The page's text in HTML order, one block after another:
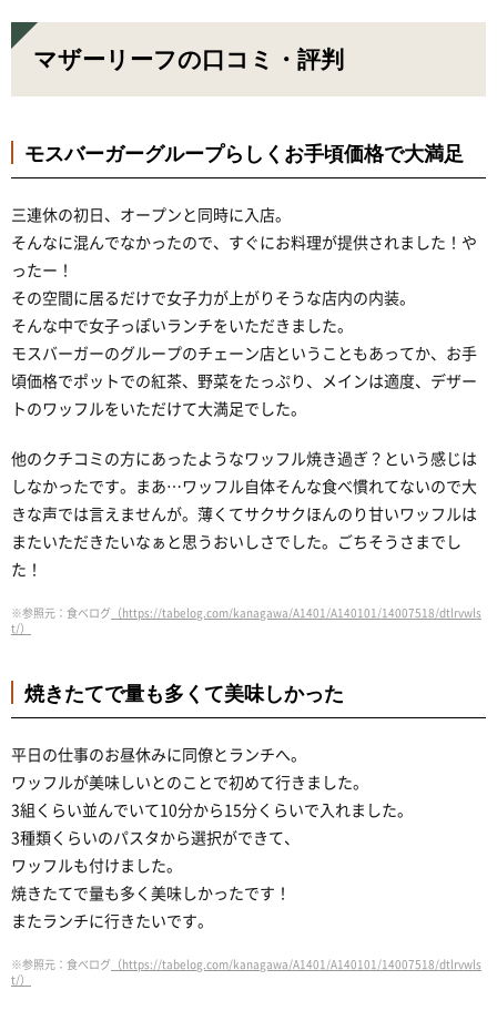
マザーリーフの口コミ・評判
モスバーガーグループらしくお手頃価格で大満足
三連休の初日、オープンと同時に入店。
そんなに混んでなかったので、すぐにお料理が提供されました！や
ったー！
その空間に居るだけで女子力が上がりそうな店内の内装。
そんな中で女子っぽいランチをいただきました。
モスバーガーのグループのチェーン店ということもあってか、お手
頃価格でポットでの紅茶、野菜をたっぷり、メインは適度、デザー
トのワッフルをいただけて大満足でした。
他のクチコミの方にあったようなワッフル焼き過ぎ？という感じは
しなかったです。まあ…ワッフル自体そんな食べ慣れてないので大
きな声では言えませんが。薄くてサクサクほんのり甘いワッフルは
またいただきたいなぁと思うおいしさでした。ごちそうさまでし
た！
※参照元：食べログ （https://tabelog.com/kanagawa/A1401/A140101/14007518/dtlrvwls
t/）
焼きたてで量も多くて美味しかった
平日の仕事のお昼休みに同僚とランチへ。
ワッフルが美味しいとのことで初めて行きました。
3組くらい並んでいて10分から15分くらいで入れました。
3種類くらいのパスタから選択ができて、
ワッフルも付けました。
焼きたてで量も多く美味しかったです！
またランチに行きたいです。
※参照元：食べログ （https://tabelog.com/kanagawa/A1401/A140101/14007518/dtlrvwls
t/）